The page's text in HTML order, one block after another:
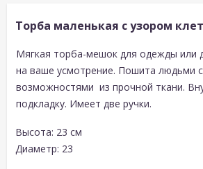
Торба маленькая с узором
Мягкая торба-мешок для одежды или
на ваше усмотрение. Пошита людьми
возможностями из прочной ткани.
подкладку. Имеет две ручки.
Высота: 23 см
Диаметр: 23